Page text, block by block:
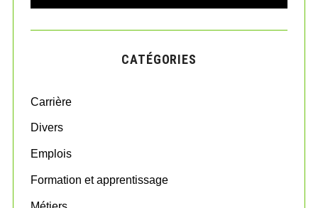
a
r
o
:
A
C
CATÉGORIES
Carrière
Divers
Emplois
Formation et apprentissage